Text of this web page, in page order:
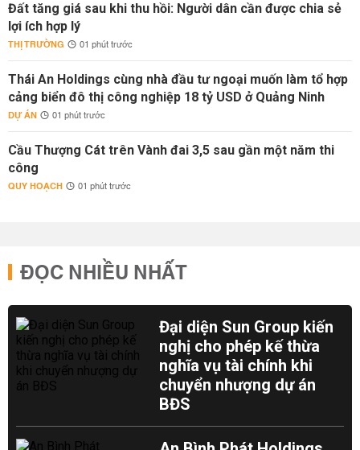
Đất tăng giá sau khi thu hồi: Người dân cần được chia sẻ
lợi ích hợp lý
THỊ TRƯỜNG 01 phút trước
Thái An Holdings cùng nhà đầu tư ngoại muốn làm tổ hợp
cảng biển đô thị công nghiệp 18 tỷ USD ở Quảng Ninh
DỰ ÁN 01 phút trước
Cầu Thượng Cát trên Vành đai 3,5 sau gần một năm thi
công
QUY HOẠCH 01 phút trước
ĐỌC NHIỀU NHẤT
Đại diện Sun Group kiến
nghị cho phép kế thừa
nghĩa vụ tài chính khi
chuyển nhượng dự án
BĐS